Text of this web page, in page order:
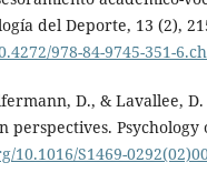
del Deporte, 13 (2),
978-84-9745-351-
D., & Lavallee,
perspectives.
10.1016/S1469-